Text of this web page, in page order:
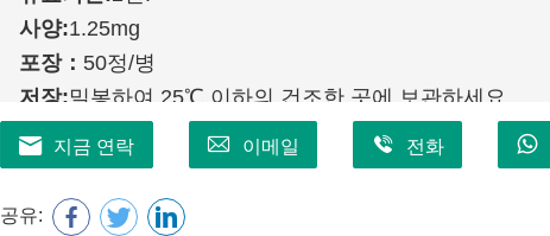
사양:1.25mg
포장： 50정/병
저장:밀봉하여 25℃ 이하의 건조한 곳에 보관하세요.
지금 연락 이메일 전화
공유: